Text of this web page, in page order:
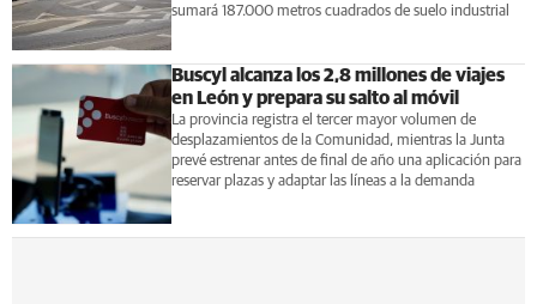
sumará 187.000 metros cuadrados de suelo industrial
Buscyl alcanza los 2,8 millones de viajes
en León y prepara su salto al móvil
La provincia registra el tercer mayor volumen de
desplazamientos de la Comunidad, mientras la Junta
prevé estrenar antes de final de año una aplicación para
reservar plazas y adaptar las líneas a la demanda